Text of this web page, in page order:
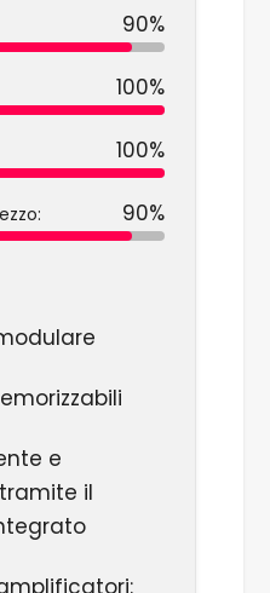
90%
100%
100%
90%
e
il